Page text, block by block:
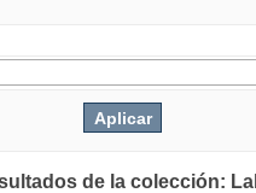
de la colección: